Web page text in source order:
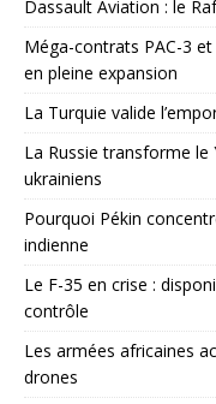
Dassault Aviation : le
Méga-contrats PAC-3
en pleine expansion
La Turquie valide
La Russie transforme le
ukrainiens
Pourquoi Pékin
indienne
Le F-35 en crise :
contrôle
Les armées africaines
drones